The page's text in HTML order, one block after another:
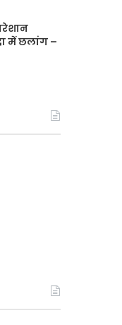
में छलांग –